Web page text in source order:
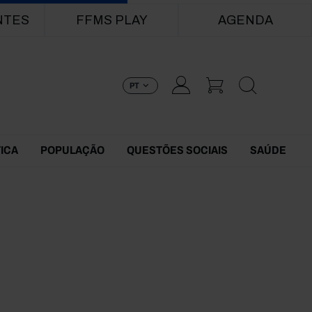
FFMS PLAY AGENDA
PT
POPULAÇÃO QUESTÕES SOCIAIS SAÚDE